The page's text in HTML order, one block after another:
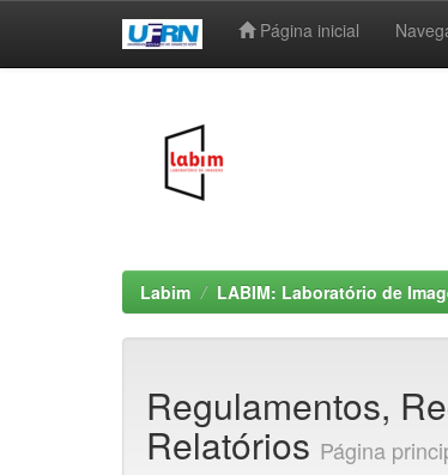
Página inicial
Labim LABIM: Laboratório de
Regulamentos,
Relatórios Página